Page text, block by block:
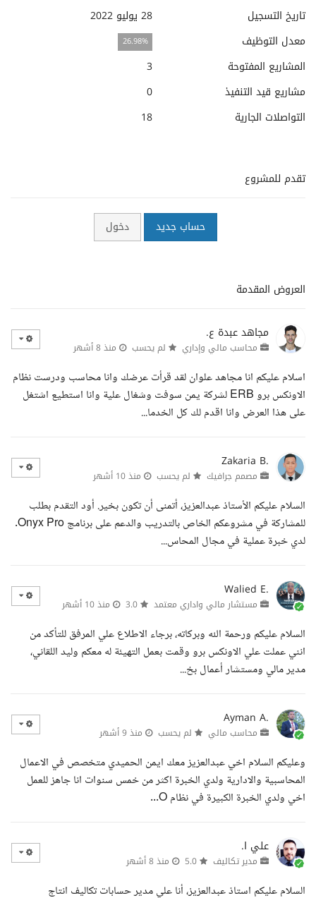
تاريخ التسجيل
28 يوليو 2022
معدل التوظيف
26.98%
المشاريع المفتوحة
3
مشاريع قيد التنفيذ
0
التواصلات الجارية
18
تقدم للمشروع
حساب جديد دخول
العروض المقدمة
مجاهد عبدة ع.
محاسب مالي وإداري لم يحسب منذ 8 أشهر
اسلام عليكم انا مجاهد علوان لقد قرأت عرضك وانا محاسب ودرست نظام
الاونكس برو ERB لشركة يمن سوفت وشغال علية وانا استطيع اشتغل
على هذا العرض وانا اقدم لك كل الخدما...
Zakaria B.
مصمم جرافيك لم يحسب منذ 10 أشهر
السلام عليكم الأستاذ عبدالعزيز، أتمنى أن تكون بخير. أود التقدم بطلب
للمشاركة في مشروعكم الخاص بالتدريب والدعم على برنامج Onyx Pro.
لدي خبرة عملية في مجال المحاس...
Walied E.
مستشار مالي واداري معتمد منذ 10 أشهر
السلام عليكم ورحمة الله وبركاته، برجاء الاطلاع علي المرفق للتأكد من
انني عملت علي الاونكس برو وقمت بعمل التهيئة له معكم وليد اللقاني،
مدير مالي ومستشار أعمال بخ...
Ayman A.
محاسب مالي لم يحسب منذ 9 أشهر
وعليكم السلام اخي عبدالعزيز معك ايمن الحميدي متخصص في الاعمال
المحاسبية والادارية ولدي الخبرة اكثر من خمس سنوات انا جاهز للعمل
اخي ولدي الخبرة الكبيرة في نظام O...
علي ا.
مدير تكاليف منذ 8 أشهر
السلام عليكم استاذ عبدالعزيز، أنا علي مدير حسابات تكاليف انتاج